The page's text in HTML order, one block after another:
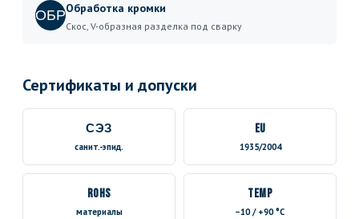
ОБРОбработка кромки
Скос, V-образная разделка под сварку
Сертификаты и допуски
СЭЗ
санит.-эпид.
EU
1935/2004
RoHS
материалы
TEMP
−10 / +90 °C